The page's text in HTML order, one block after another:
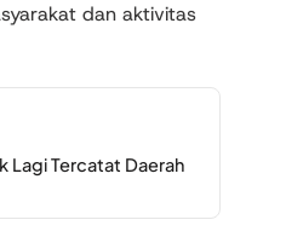
dan aktivitas
Lagi Tercatat Daerah